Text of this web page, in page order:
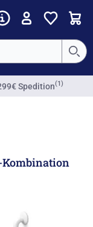
Spedition(1)